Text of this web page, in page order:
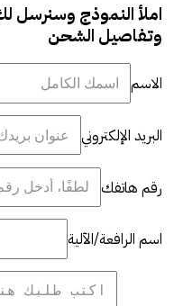
املأ النموذج وسنرسل
وتفاصيل الشحن
الاسم
البريد الإلكتروني
رقم هاتفك
اسم الرافعة/الآلية